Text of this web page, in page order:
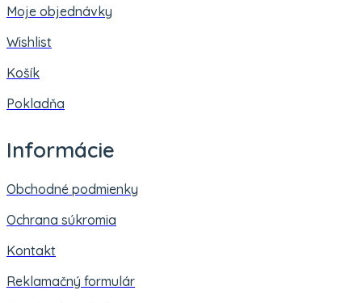
Moje objednávky
Wishlist
Košík
Pokladňa
Informácie
Obchodné podmienky
Ochrana súkromia
Kontakt
Reklamačný formulár